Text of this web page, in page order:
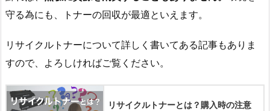
守る為にも、トナーの回収が最適といえます。
リサイクルトナーについて詳しく書いてある記事もありま
すので、よろしければご覧ください。
リサイクルトナーとは？購入時の注意